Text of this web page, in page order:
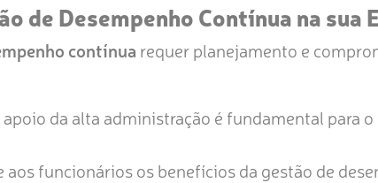
de Desempenho Contínua na sua
contínua requer planejamento e
apoio da alta administração é fundamental para o
aos funcionários os benefícios da gestão de